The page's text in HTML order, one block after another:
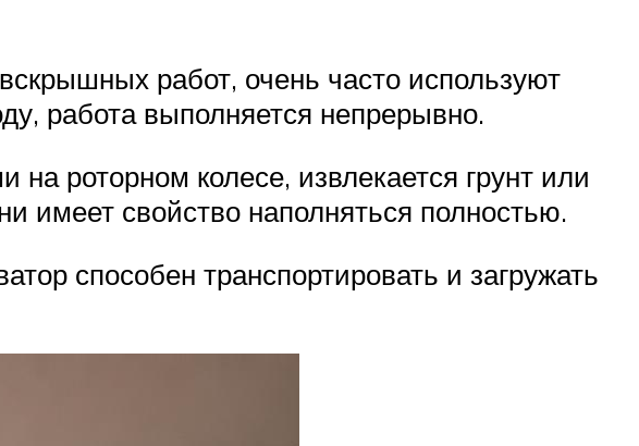
работ, очень часто используют
работа выполняется непрерывно.
роторном колесе, извлекается грунт или
имеет свойство наполняться полностью.
способен транспортировать и загружать